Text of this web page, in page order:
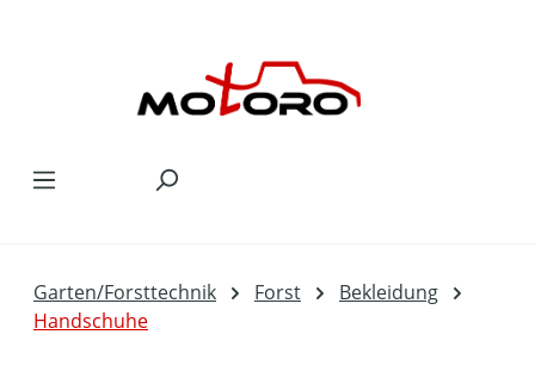
Garten/Forsttechnik Forst
Bekleidung
Handschuhe